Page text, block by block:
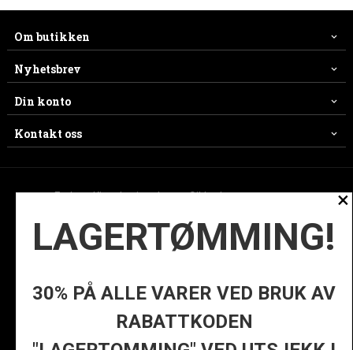
Om butikken
Nyhetsbrev
Din konto
Kontakt oss
Frakt Kjøpsbetingelser Sikkerhet og personvern
Nyhetsbrev Ofte stilte spørsmål
×
LAGERTØMMING!
30% PÅ ALLE VARER VED BRUK AV
RABATTKODEN